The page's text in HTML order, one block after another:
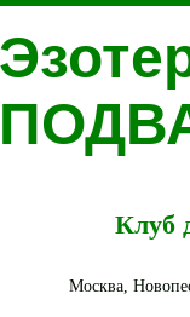
Клуб
Москва,